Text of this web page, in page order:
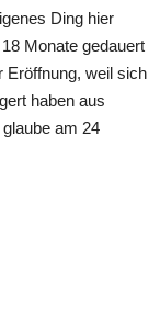
Ding hier
Monate gedauert
Eröffnung, weil sich
haben aus
am 24